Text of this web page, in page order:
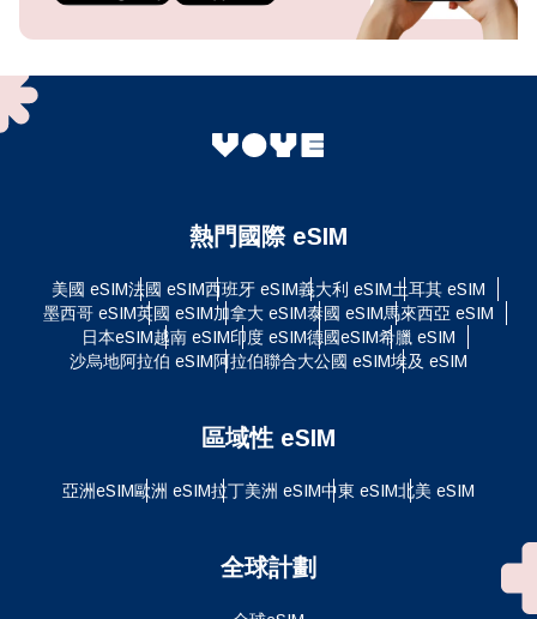
熱門國際 eSIM
美國 eSIM法國 eSIM西班牙 eSIM義大利 eSIM土耳其 eSIM
墨西哥 eSIM英國 eSIM加拿大 eSIM泰國 eSIM馬來西亞 eSIM
日本eSIM越南 eSIM印度 eSIM德國eSIM希臘 eSIM
沙烏地阿拉伯 eSIM阿拉伯聯合大公國 eSIM埃及 eSIM
區域性 eSIM
亞洲eSIM歐洲 eSIM拉丁美洲 eSIM中東 eSIM北美 eSIM
全球計劃